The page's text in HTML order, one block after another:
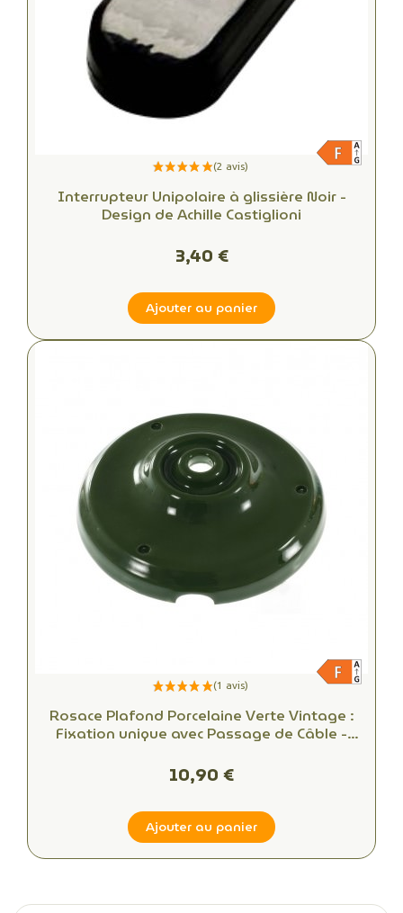
Interrupteur Unipolaire à glissière Noir -
Design de Achille Castiglioni
3,40 €
Ajouter au panier
Rosace Plafond Porcelaine Verte Vintage :
Fixation unique avec Passage de Câble -
10,90 €
Ajouter au panier